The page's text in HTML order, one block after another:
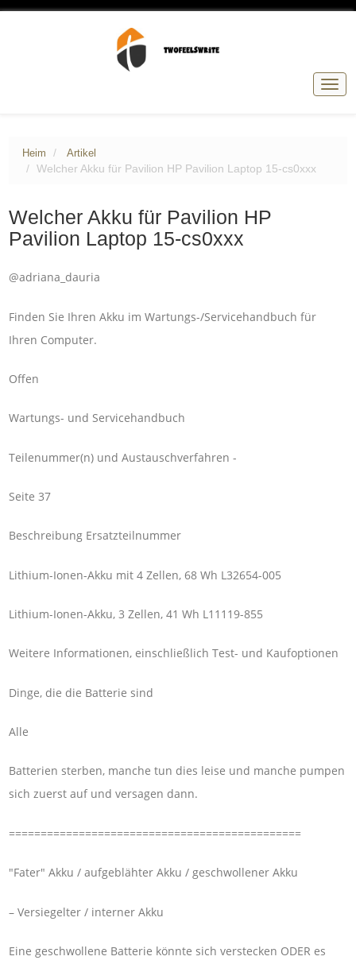
Heim Artikel
Welcher Akku für Pavilion HP Pavilion Laptop 15-cs0xxx
Welcher Akku für Pavilion HP
Pavilion Laptop 15-cs0xxx
@adriana_dauria
Finden Sie Ihren Akku im Wartungs-/Servicehandbuch für
Ihren Computer.
Offen
Wartungs- und Servicehandbuch
Teilenummer(n) und Austauschverfahren -
Seite 37
Beschreibung Ersatzteilnummer
Lithium-Ionen-Akku mit 4 Zellen, 68 Wh L32654-005
Lithium-Ionen-Akku, 3 Zellen, 41 Wh L11119-855
Weitere Informationen, einschließlich Test- und Kaufoptionen
Dinge, die die Batterie sind
Alle
Batterien sterben, manche tun dies leise und manche pumpen
sich zuerst auf und versagen dann.
==============================================
"Fater" Akku / aufgeblähter Akku / geschwollener Akku
– Versiegelter / interner Akku
Eine geschwollene Batterie könnte sich verstecken ODER es